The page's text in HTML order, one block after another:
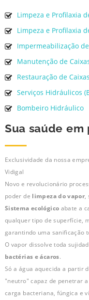
Limpeza e Profilaxia
Limpeza e Profilaxia
Impermeabilização de
Manutenção de
Restauração de
Serviços Hidráulicos
Bombeiro Hidráulico
Sua saúde
Exclusividade da nossa
Vidigal
Novo e revolucionário
poder de limpeza do vapor,
Sistema ecológico abate a
qualquer tipo de superfície,
garantindo uma sanificação
O vapor dissolve toda
bactérias e ácaros.
Só a água aquecida a partir
"neutro" capaz de penetrar
carga bacteriana, fúngica e